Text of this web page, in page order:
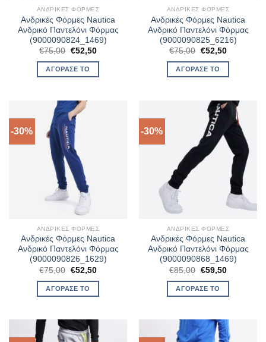
ΑΝΔΡΙΚΈΣ ΦΌΡΜΕΣ
Ανδρικές Φόρμες Nautica
Ανδρικό Παντελόνι Φόρμας
(9000090824_1469)
€75,00 Original
was:
€75,00.
€52,50Η
ΑΓΌΡΑΣΈ ΤΟ
ΑΝΔΡΙΚΈΣ ΦΌΡΜΕΣ
Ανδρικές Φόρμες Nautica
Ανδρικό Παντελόνι Φόρμας
(9000090825_6216)
€75,00 Original
was:
€75,00.
€52,50Η
ΑΓΌΡΑΣΈ ΤΟ
-30%
ΑΝΔΡΙΚΈΣ ΦΌΡΜΕΣ
Ανδρικές Φόρμες Nautica
Ανδρικό Παντελόνι Φόρμας
(9000090826_1629)
€75,00 Original
was:
€75,00.
€52,50Η
ΑΓΌΡΑΣΈ ΤΟ
-30%
ΑΝΔΡΙΚΈΣ ΦΌΡΜΕΣ
Ανδρικές Φόρμες Nautica
Ανδρικό Παντελόνι Φόρμας
(9000090868_1469)
€85,00 Original
was:
€85,00.
€59,50Η
ΑΓΌΡΑΣΈ ΤΟ